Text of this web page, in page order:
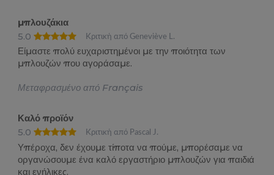
μπλουζάκια
5.0
Κριτική από Geneviève L.
Είμαστε πολύ ευχαριστημένοι με την ποιότητα των
μπλουζών που αγοράσαμε.
Μεταφρασμένο από Français
Καλό προϊόν
5.0
Κριτική από Pascal J.
Υπέροχα, δεν έχουμε τίποτα να πούμε, μπορέσαμε να
οργανώσουμε ένα καλό εργαστήριο μπλουζών για παιδιά
και ενήλικες.